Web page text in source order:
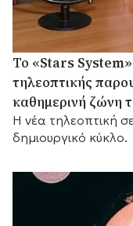
Το «Stars System»
τηλεοπτικής
καθημερινή ζώνη
Η νέα τηλεοπτική
δημιουργικό κύκλο.